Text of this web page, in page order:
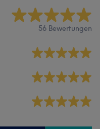
56 Bewertungen